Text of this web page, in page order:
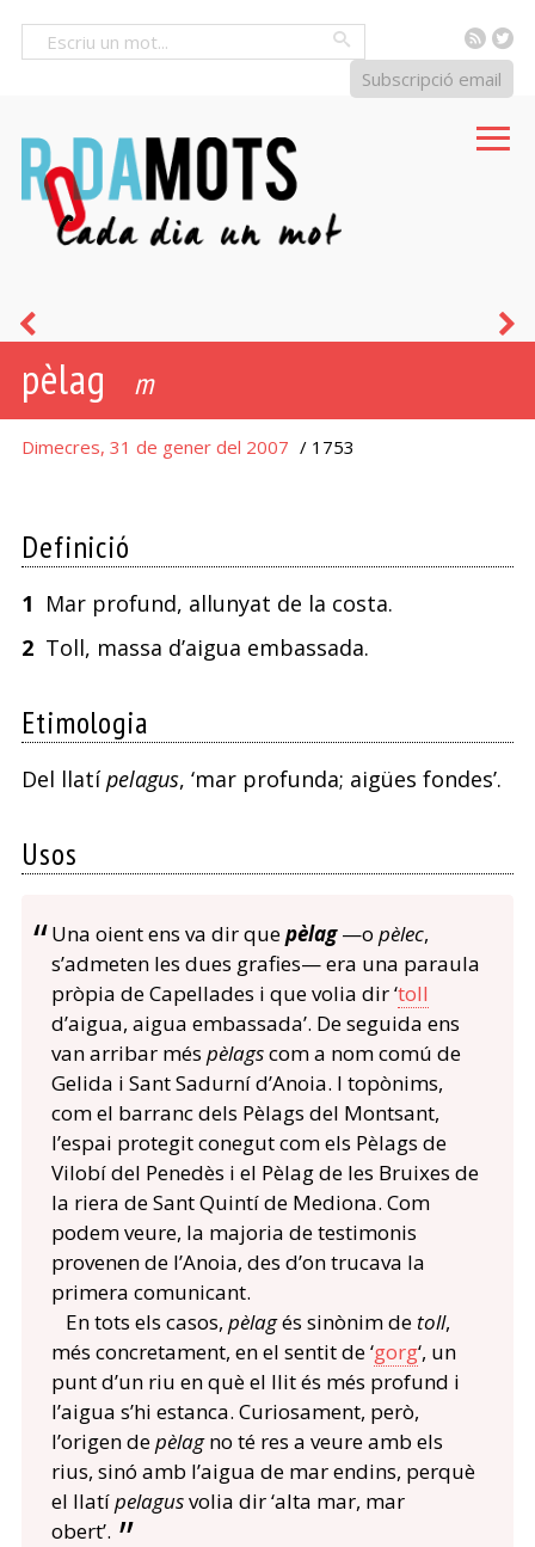
RSS
Subscripció email
pèlag m
Dimecres, 31 de gener del 2007 / 1753
Definició
1 Mar profund, allunyat de la costa.
2Toll, massa d’aigua embassada.
Etimologia
Del llatípelagus, ‘mar profunda; aigües fondes’.
Usos
Una oient ens va dir quepèlag—o pèlec,
s’admeten les dues grafies— era una paraula
pròpia de Capellades i que volia dir ‘toll
d’aigua, aigua embassada’. De seguida ens
van arribar més pèlagscom a nom comú de
Gelida i Sant Sadurní d’Anoia. I topònims,
com el barranc dels Pèlags del Montsant,
l’espai protegit conegut com els Pèlags de
Vilobí del Penedès i el Pèlag de les Bruixes de
la riera de Sant Quintí de Mediona. Com
podem veure, la majoria de testimonis
provenen de l’Anoia, des d’on trucava la
primera comunicant.
En tots els casos, pèlagés sinònim de toll,
més concretament, en el sentit de ‘gorg‘, un
punt d’un riu en què el llit és més profund i
l’aigua s’hi estanca. Curiosament, però,
l’origen depèlagno té res a veure amb els
rius, sinó amb l’aigua de mar endins, perquè
el llatípelagusvolia dir ‘alta mar, mar
obert’.
rial